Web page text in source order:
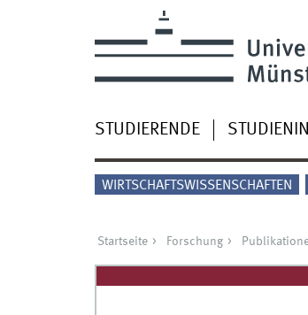
STUDIERENDE
WIRTSCHAFTSWISSENSCHAFTEN
Startseite Forschung